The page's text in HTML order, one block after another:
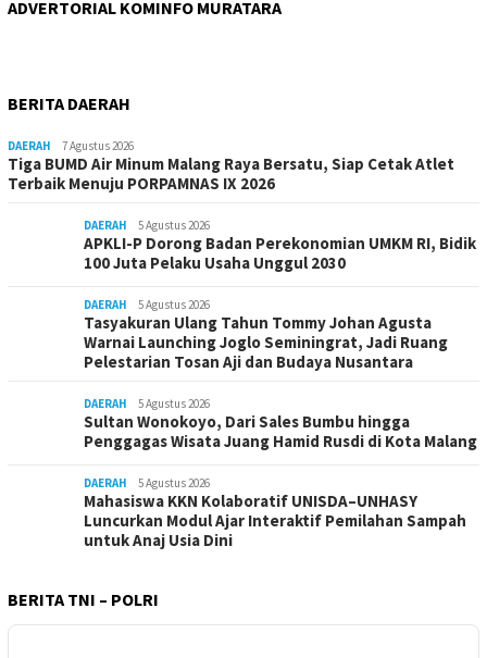
ADVERTORIAL KOMINFO MURATARA
BERITA DAERAH
DAERAH 7 Agustus 2026
Tiga BUMD Air Minum Malang Raya Bersatu, Siap Cetak Atlet
Terbaik Menuju PORPAMNAS IX 2026
DAERAH 5 Agustus 2026
APKLI-P Dorong Badan Perekonomian UMKM RI, Bidik
100 Juta Pelaku Usaha Unggul 2030
DAERAH 5 Agustus 2026
Tasyakuran Ulang Tahun Tommy Johan Agusta
Warnai Launching Joglo Seminingrat, Jadi Ruang
Pelestarian Tosan Aji dan Budaya Nusantara
DAERAH 5 Agustus 2026
Sultan Wonokoyo, Dari Sales Bumbu hingga
Penggagas Wisata Juang Hamid Rusdi di Kota Malang
DAERAH 5 Agustus 2026
Mahasiswa KKN Kolaboratif UNISDA–UNHASY
Luncurkan Modul Ajar Interaktif Pemilahan Sampah
untuk Anaj Usia Dini
BERITA TNI – POLRI